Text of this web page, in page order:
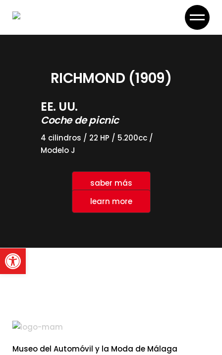
RICHMOND (1909)
EE. UU.
Coche de picnic
4 cilindros / 22 HP / 5.200cc /
Modelo J
saber más
learn more
Museo del Automóvil y la Moda de Málaga
Abrir barra de